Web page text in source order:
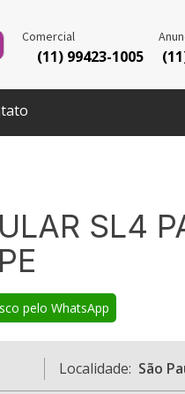
Comercial
(11) 99423-1005
SL4
pelo WhatsApp
Localidade: São